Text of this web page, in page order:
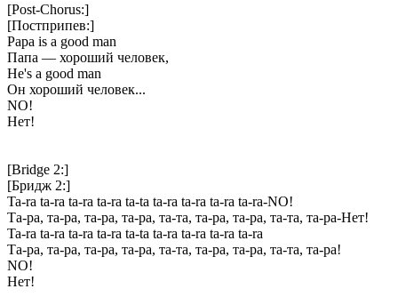
[Post-Chorus:]
[Постприпев:]
Papa is a good man
Папа — хороший человек,
He's a good man
Он хороший человек...
NO!
Нет!
[Bridge 2:]
[Бридж 2:]
Ta-ra ta-ra ta-ra ta-ra ta-ta ta-ra ta-ra ta-ra ta-ra-NO!
Та-ра, та-ра, та-ра, та-ра, та-та, та-ра, та-ра, та-та, та-ра-Нет!
Ta-ra ta-ra ta-ra ta-ra ta-ta ta-ra ta-ra ta-ra ta-ra
Та-ра, та-ра, та-ра, та-ра, та-та, та-ра, та-ра, та-та, та-ра!
NO!
Нет!